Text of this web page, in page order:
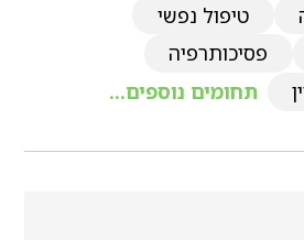
טיפול נפשי
פסיכותרפיה
תחומים נוספים...